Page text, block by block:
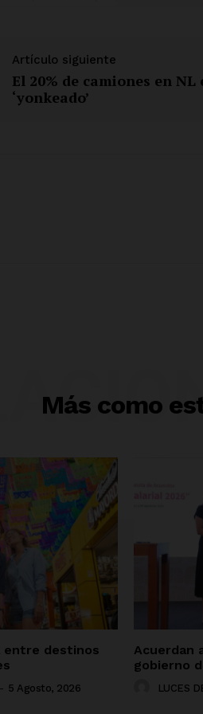
Artículo siguiente
El 20% de camiones en NL
‘yonkeado’
Más como
entre destinos
- 5 Agosto, 2026
Acuerdan
gobierno
LUCES